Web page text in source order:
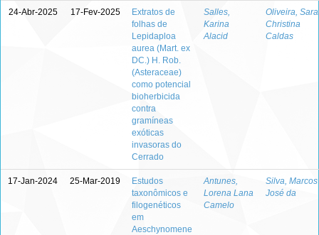
24-Abr-2025 17-Fev-2025
Extratos de
folhas de
Lepidaploa
aurea (Mart. ex
DC.) H. Rob.
(Asteraceae)
como potencial
bioherbicida
contra
gramíneas
exóticas
invasoras do
Cerrado
Salles,
Karina
Alacid
Oliveira,
Christina
Caldas
17-Jan-2024 25-Mar-2019
Estudos
taxonômicos e
filogenéticos
em
Aeschynomene
Antunes,
Lorena Lana
Camelo
Silva, Marcos
José da